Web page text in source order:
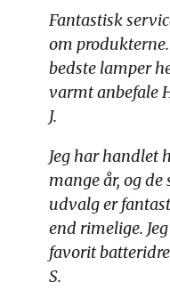
Fantastisk
om
bedste lamper
varmt anbefale
J.
Jeg har handlet
mange år, og
udvalg er
end rimelige.
favorit
S.